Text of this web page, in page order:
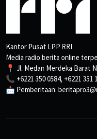
Kantor Pusat LPP RRI
Media radio berita online
📍 Jl. Medan Merdeka Barat
📞 +6221 350 0584, +6221 351
📩 Pemberitaan: